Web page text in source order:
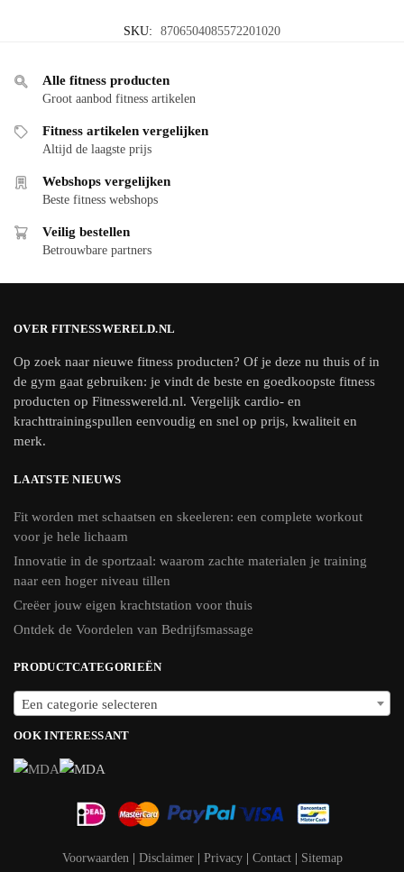
SKU: 8706504085572201020
Alle fitness producten
Groot aanbod fitness artikelen
Fitness artikelen vergelijken
Altijd de laagste prijs
Webshops vergelijken
Beste fitness webshops
Veilig bestellen
Betrouwbare partners
OVER FITNESSWERELD.NL
Op zoek naar nieuwe fitness producten? Of je deze nu thuis of in
de gym gaat gebruiken: je vindt de beste en goedkoopste fitness
producten op Fitnesswereld.nl. Vergelijk cardio- en
krachttrainingspullen eenvoudig en snel op prijs, kwaliteit en
merk.
LAATSTE NIEUWS
Fit worden met schaatsen en skeeleren: een complete workout
voor je hele lichaam
Innovatie in de sportzaal: waarom zachte materialen je training
naar een hoger niveau tillen
Creëer jouw eigen krachtstation voor thuis
Ontdek de Voordelen van Bedrijfsmassage
PRODUCTCATEGORIEËN
Een categorie selecteren
OOK INTERESSANT
Voorwaarden| Disclaimer| Privacy| Contact| Sitemap